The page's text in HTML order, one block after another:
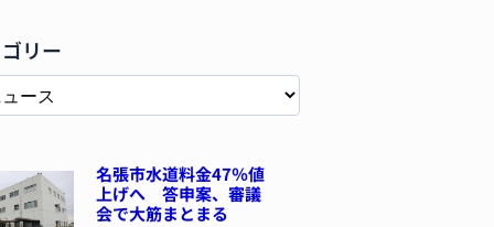
リー
名張市水道料金47％値
上げへ 答申案、審議
会で大筋まとまる